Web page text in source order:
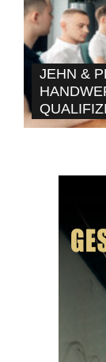
JEHN &